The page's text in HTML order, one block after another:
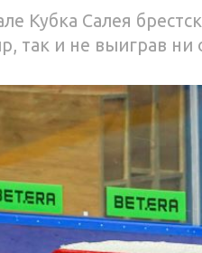
Кубка Салея
так и не выиграв